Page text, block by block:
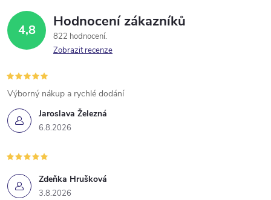
4,8 Hodnocení zákazníků
822 hodnocení
Zobrazit recenze
Jaroslava Železná
6.8.2026
Výborný nákup a rychlé dodání
Zdeňka Hrušková
3.8.2026